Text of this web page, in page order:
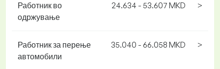
Работник во
одржување
24.634 - 53.607 MKD >
Работник за перење
автомобили
35.040 - 66.058 MKD >